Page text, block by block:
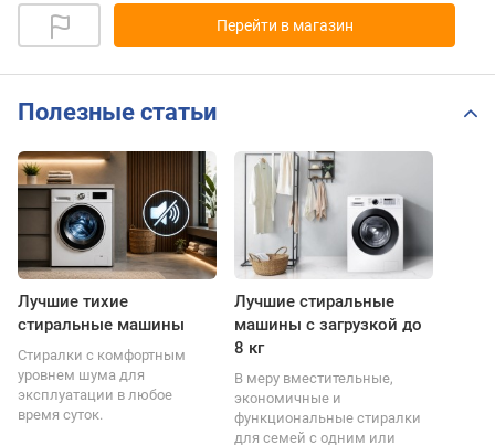
Перейти в магазин
Полезные статьи
Лучшие тихие
стиральные машины
Стиралки с комфортным
уровнем шума для
эксплуатации в любое
время суток.
Лучшие стиральные
машины с загрузкой до
8 кг
В меру вместительные,
экономичные и
функциональные стиралки
для семей с одним или